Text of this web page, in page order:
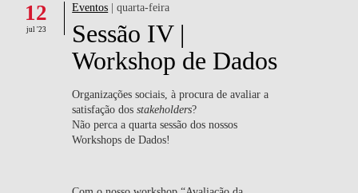
PROJETOS
CONTACTOS
EVENTOS
PUBLICAÇÕES
12
jul '23
Eventos | quarta-feira
Sessão IV |
Workshop de Dados
Organizações sociais, à procura de avaliar a
satisfação dosstakeholders?
Não perca a quarta sessão dos nossos
Workshops de Dados!